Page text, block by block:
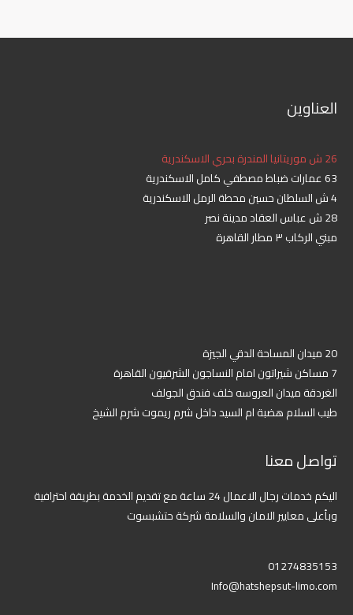
العناوين
26 ش موريتانيا المندرة بحري الاسكندرية
63 عمارات ضباط مصطفي كامل الاسكندرية
4 ش السلطان حسين محطة الرمل الاسكندرية
28 ش عباس العقاد مدينة نصر
مبني الركاب ٣ مطار القاهرة
20 ميدان المساحة الدقي الجيزة
7 مساكن شيراتون امام النساجون الشرقيون القاهرة
الغردقة ميدان العروسه خلف فندق الجولف
طيب السلام هضبة ام السيد داخل شرم ريموت شرم الشيخ
تواصل معنا
اليكم خدمات رجال الاعمال 24 ساعة مع تقديم الخدمة بطريقة احترافية
وبأعلى معايير الامان والسلامة شركة حتشبسوت
01274835153
Info@hatshepsut-limo.com